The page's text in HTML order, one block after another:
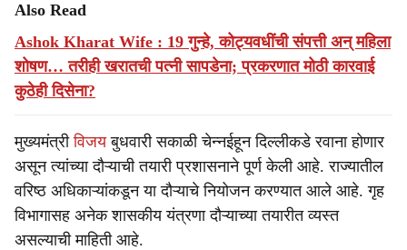
Also Read
Ashok Kharat Wife : 19 गुन्हे, कोट्यवधींची संपत्ती अन् महिला
शोषण… तरीही खरातची पत्नी सापडेना; प्रकरणात मोठी कारवाई
कुठेही दिसेना?
मुख्यमंत्रीविजयबुधवारी सकाळी चेन्नईहून दिल्लीकडे रवाना होणार
असून त्यांच्या दौऱ्याची तयारी प्रशासनाने पूर्ण केली आहे. राज्यातील
वरिष्ठ अधिकाऱ्यांकडून या दौऱ्याचे नियोजन करण्यात आले आहे. गृह
विभागासह अनेक शासकीय यंत्रणा दौऱ्याच्या तयारीत व्यस्त
असल्याची माहिती आहे.